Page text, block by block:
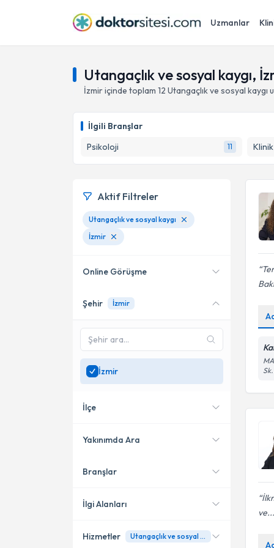
Uzmanlar
Utangaçlık ve sosyal kaygı,
İzmiriçinde toplam 12 Utangaçlık ve sosyal kaygı
İlgili Branşlar
Psikoloji
11
ve...
Aktif Filtreler
Utangaçlık ve sosyal kaygı
İzmir
Online Görüşme
Online danışmanlık sunan
Sadeceİzmir
uzman ara
Şehir İzmir
İzmir
İlçe
Karşıyaka
Konak
Yakınımda Ara
Konumuma yakın uzmanları
Branşlar
Psikoloji
İlgi Alanları
Hizmetler Utangaçlık ve sosyal kaygı